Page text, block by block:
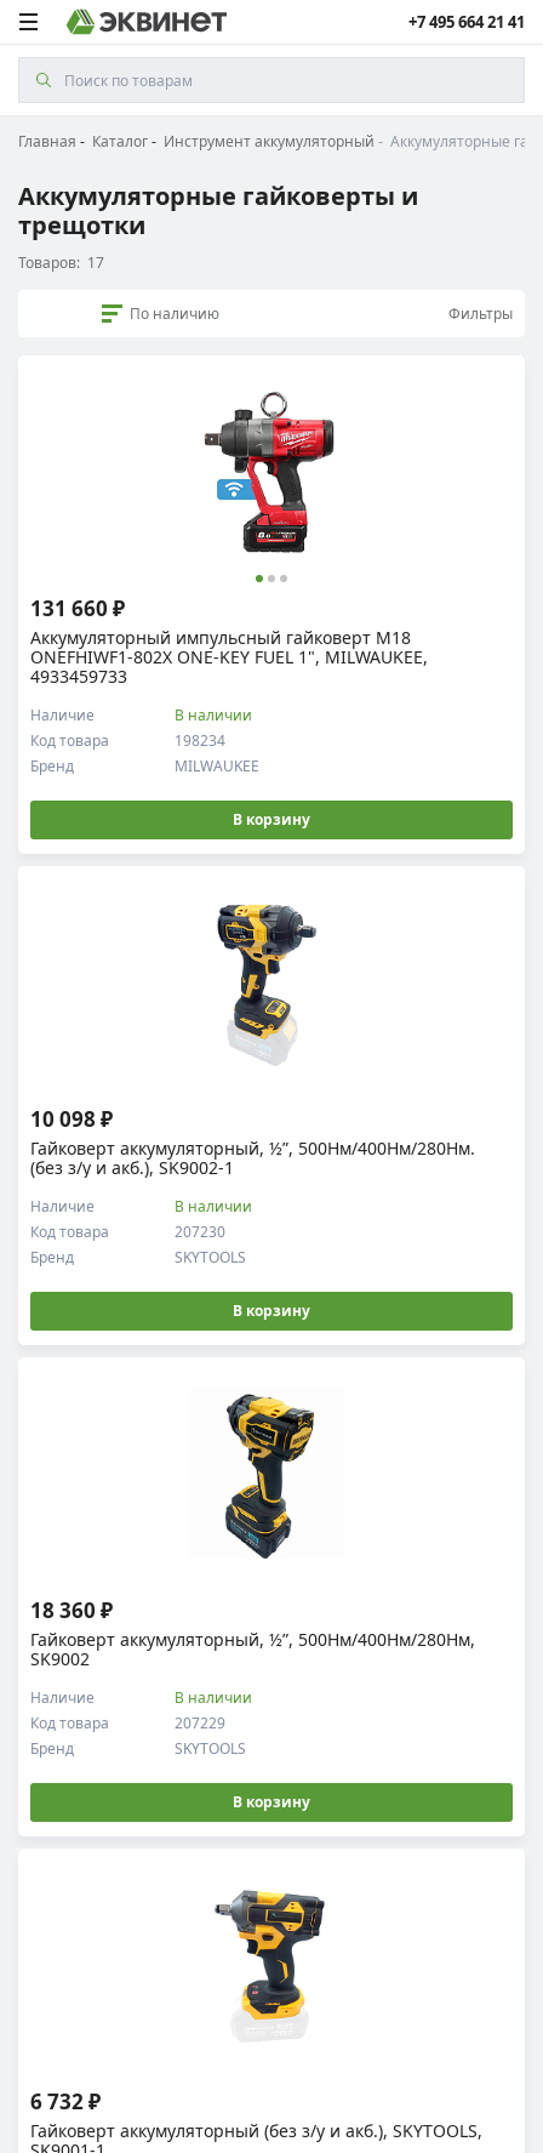
+7 495 664 21 41
Главная Каталог Инструмент аккумуляторный Аккумуляторные
Аккумуляторные гайковерты и
трещотки
Товаров: 17
По наличию Фильтры
Аккумуляторный импульсный гайковерт M18
ONEFHIWF1-802X ONE-KEY FUEL 1", MILWAUKEE,
4933459733
Код товара 198234
Наличие В наличии
Бренд MILWAUKEE
131 660 ₽
В корзину
Гайковерт аккумуляторный, ½”, 500Нм/400Нм/280Нм.
(без з/у и акб.), SK9002-1
Код товара 207230
Наличие В наличии
Бренд SKYTOOLS
10 098 ₽
В корзину
Гайковерт аккумуляторный, ½”, 500Нм/400Нм/280Нм,
SK9002
Код товара 207229
Наличие В наличии
Бренд SKYTOOLS
18 360 ₽
В корзину
Гайковерт аккумуляторный (без з/у и акб.), SKYTOOLS,
6 732 ₽